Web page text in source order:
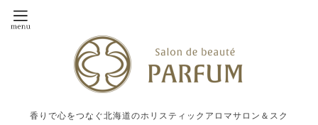
香りで心をつなぐ北海道のホリスティックアロマサロン＆スク